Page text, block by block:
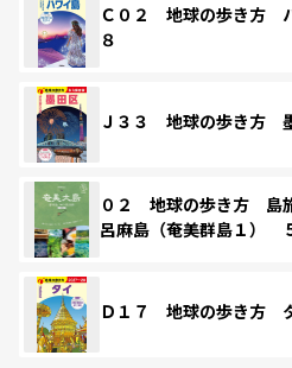
Ｃ０２ 地球の歩き方
８
Ｊ３３ 地球の歩き方
０２ 地球の歩き方
呂麻島（奄美群島１）
Ｄ１７ 地球の歩き方